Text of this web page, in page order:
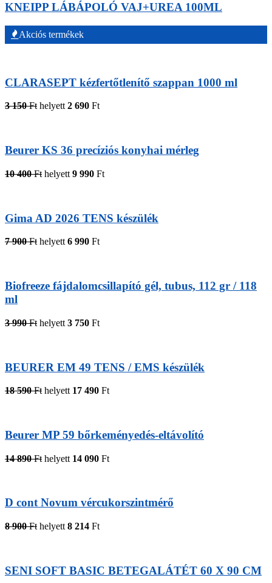
KNEIPP LÁBÁPOLÓ VAJ+UREA 100ML
Akciós termékek
CLARASEPT kézfertőtlenítő szappan 1000 ml
3 150 Fthelyett2 690 Ft
Beurer KS 36 precíziós konyhai mérleg
10 400 Ft helyett 9 990 Ft
Gima AD 2026 TENS készülék
7 900 Ft helyett 6 990 Ft
Biofreeze fájdalomcsillapító gél, tubus, 112 gr / 118
ml
3 990 Ft helyett 3 750 Ft
BEURER EM 49 TENS / EMS készülék
18 590 Ft helyett 17 490 Ft
Beurer MP 59 bőrkeményedés-eltávolító
14 890 Ft helyett 14 090 Ft
D cont Novum vércukorszintmérő
8 900 Ft helyett 8 214 Ft
SENI SOFT BASIC BETEGALÁTÉT 60 X 90 CM